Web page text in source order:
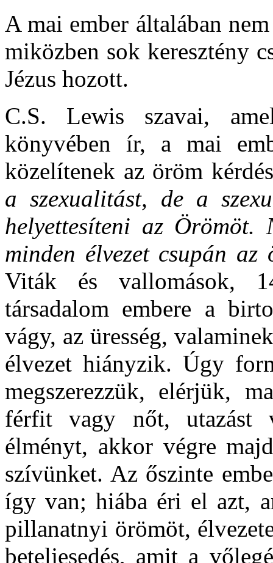
A mai ember általában
miközben sok keresztény
Jézus hozott.
C.S. Lewis szavai,
könyvében ír, a mai
közelítenek az öröm
a szexualitást, de a
helyettesíteni az Örömöt.
minden élvezet csupán
Viták és vallomások,
társadalom embere a
vágy, az üresség,
élvezet hiányzik. Úgy
megszerezzük, elérjük,
férfit vagy nőt, utazást
élményt, akkor végre
szívünket. Az őszinte
így van; hiába éri el azt,
pillanatnyi örömöt,
beteljesedés, amit a